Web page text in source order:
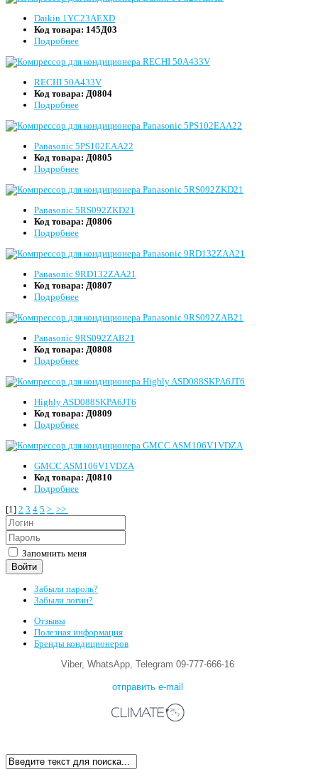
Daikin 1YC23AEXD
Код товара: 145Д03
Подробнее
RECHI 50A433V
Код товара: Д0804
Подробнее
Panasonic 5PS102EAA22
Код товара: Д0805
Подробнее
Panasonic 5RS092ZKD21
Код товара: Д0806
Подробнее
Panasonic 9RD132ZAA21
Код товара: Д0807
Подробнее
Panasonic 9RS092ZAB21
Код товара: Д0808
Подробнее
Highly ASD088SKPA6JT6
Код товара: Д0809
Подробнее
GMCC ASM106V1VDZA
Код товара: Д0810
Подробнее
[1 ] 2 3 4 5 > >>
Запомнить меня
Войти
Забыли пароль?
Забыли логин?
Отзывы
Полезная информация
Бренды кондиционеров
Viber, WhatsApp, Telegram 09-777-666-16
отправить e-mail